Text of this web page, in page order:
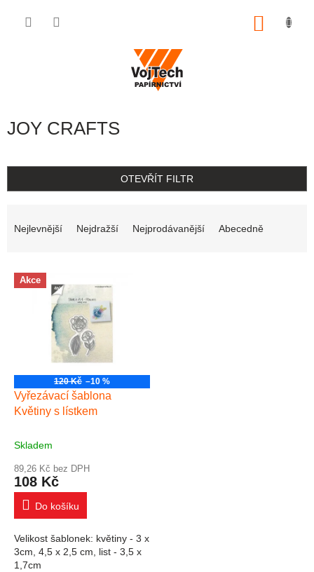
JOY CRAFTS
OTEVŘÍT FILTR
Nejlevnější Nejdražší Nejprodávanější Abecedně
Výpis produktů
Akce
120 Kč –10 %
Vyřezávací šablona
Květiny s lístkem
Skladem
89,26 Kč bez DPH
108 Kč
Do košíku
Velikost šablonek: květiny - 3 x
3cm, 4,5 x 2,5 cm, list - 3,5 x
1,7cm